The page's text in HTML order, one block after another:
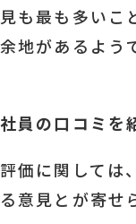
見も最も多いこ
余地があるよう
社員の口コミを
評価に関しては
る意見とが寄せ